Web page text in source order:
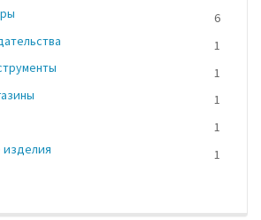
6
1
1
1
1
1